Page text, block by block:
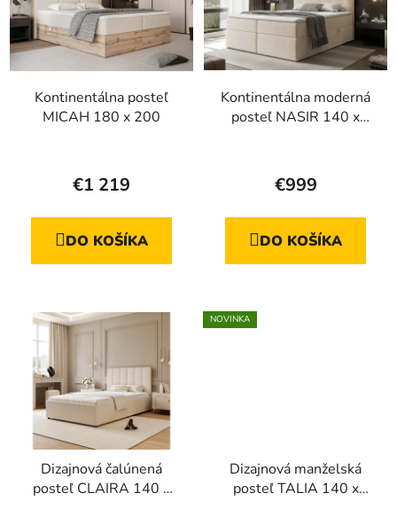
Kontinentálna posteľ
MICAH 180 x 200
€1 219
DO KOŠÍKA
Kontinentálna moderná
posteľ NASIR 140 x
€999
DO KOŠÍKA
Dizajnová čalúnená
posteľ CLAIRA 140 x
NOVINKA
Dizajnová manželská
posteľ TALIA 140 x